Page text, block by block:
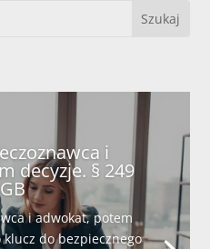
i
decyzje. § 249
i adwokat, potem
klucz do bezpiecznego